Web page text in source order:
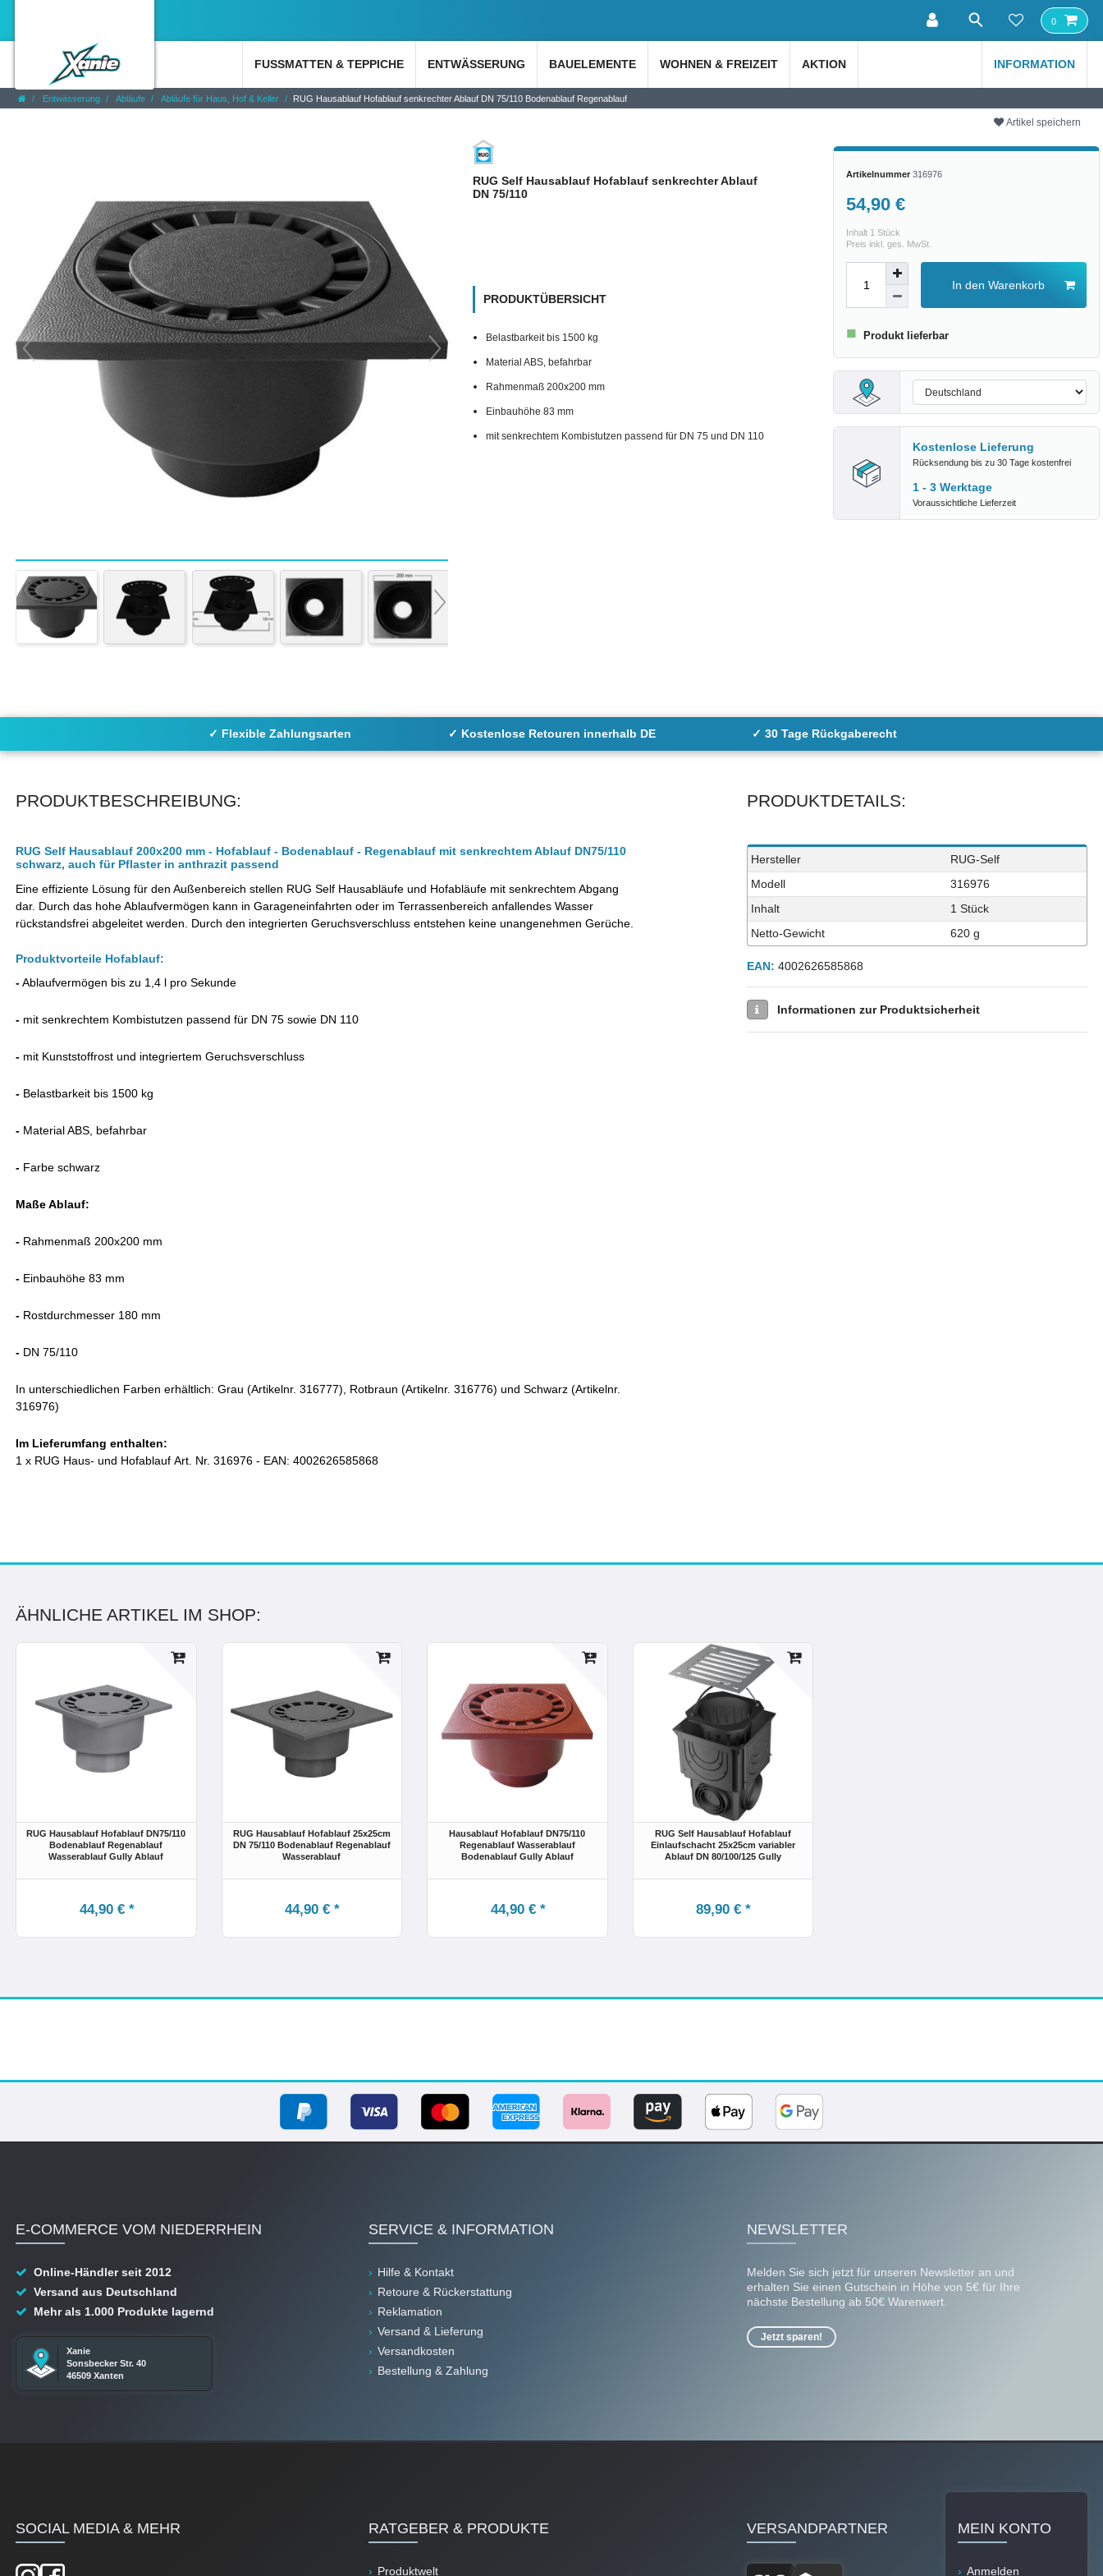
0
FUSSMATTEN & TEPPICHE ENTWÄSSERUNG BAUELEMENTE WOHNEN & FREIZEIT AKTION INFORMATION
Entwässerung Abläufe Abläufe für Haus, Hof & Keller RUG Hausablauf Hofablauf senkrechter Ablauf DN 75/110 Bodenablauf Regenablauf
RUG Self Hausablauf Hofablauf senkrechter Ablauf
DN 75/110
Artikel speichern
PRODUKTÜBERSICHT
Belastbarkeit bis 1500 kg
Material ABS, befahrbar
Rahmenmaß 200x200 mm
Einbauhöhe 83 mm
mit senkrechtem Kombistutzen passend für DN 75 und DN 110
Artikelnummer316976
54,90 €
Inhalt 1Stück
Preis inkl. ges. MwSt.
In den Warenkorb
■ Produkt lieferbar
Kostenlose Lieferung
Rücksendung bis zu 30 Tage kostenfrei
1 - 3 Werktage
Voraussichtliche Lieferzeit
✓ Flexible Zahlungsarten ✓ Kostenlose Retouren innerhalb DE ✓ 30 Tage Rückgaberecht
PRODUKTBESCHREIBUNG:
RUG Self Hausablauf 200x200 mm - Hofablauf - Bodenablauf - Regenablauf mit senkrechtem Ablauf DN75/110
schwarz, auch für Pflaster in anthrazit passend
Eine effiziente Lösung für den Außenbereich stellen RUG Self Hausabläufe und Hofabläufe mit senkrechtem Abgang
dar. Durch das hohe Ablaufvermögen kann in Garageneinfahrten oder im Terrassenbereich anfallendes Wasser
rückstandsfrei abgeleitet werden. Durch den integrierten Geruchsverschluss entstehen keine unangenehmen Gerüche.
Produktvorteile Hofablauf:
-Ablaufvermögen bis zu 1,4 l pro Sekunde
- mit senkrechtem Kombistutzen passend für DN 75 sowie DN 110
- mit Kunststoffrost und integriertem Geruchsverschluss
- Belastbarkeit bis 1500 kg
- Material ABS, befahrbar
- Farbe schwarz
Maße Ablauf:
- Rahmenmaß 200x200 mm
- Einbauhöhe 83 mm
- Rostdurchmesser 180 mm
- DN 75/110
In unterschiedlichen Farben erhältlich: Grau (Artikelnr. 316777), Rotbraun (Artikelnr. 316776) und Schwarz (Artikelnr.
316976)
Im Lieferumfang enthalten:
1 x RUG Haus- und Hofablauf Art. Nr. 316976 - EAN: 4002626585868
PRODUKTDETAILS:
Technisches
Merkmal
Wert
Hersteller
RUG-Self
Modell
316976
Inhalt
1 Stück
Netto-Gewicht
620 g
EAN: 4002626585868
Informationen zur Produktsicherheit
ÄHNLICHE ARTIKEL IM SHOP:
RUG Hausablauf Hofablauf DN75/110
Bodenablauf Regenablauf
Wasserablauf Gully Ablauf
44,90 € *
RUG Hausablauf Hofablauf 25x25cm
DN 75/110 Bodenablauf Regenablauf
Wasserablauf
44,90 € *
Hausablauf Hofablauf DN75/110
Regenablauf Wasserablauf
Bodenablauf Gully Ablauf
44,90 € *
RUG Self Hausablauf Hofablauf
Einlaufschacht 25x25cm variabler
Ablauf DN 80/100/125 Gully
89,90 € *
E-COMMERCE VOM NIEDERRHEIN
Online-Händler seit 2012
Versand aus Deutschland
Mehr als 1.000 Produkte lagernd
Xanie
Sonsbecker Str. 40
46509 Xanten
SERVICE & INFORMATION
Hilfe & Kontakt
Retoure & Rückerstattung
Reklamation
Versand & Lieferung
Versandkosten
Bestellung & Zahlung
NEWSLETTER
Melden Sie sich jetzt für unseren Newsletter an und
erhalten Sie einen Gutschein in Höhe von 5€ für Ihre
nächste Bestellung ab 50€ Warenwert.
Jetzt sparen!
SOCIAL MEDIA & MEHR RATGEBER & PRODUKTE
Produktwelt
VERSANDPARTNER MEIN KONTO
Anmelden